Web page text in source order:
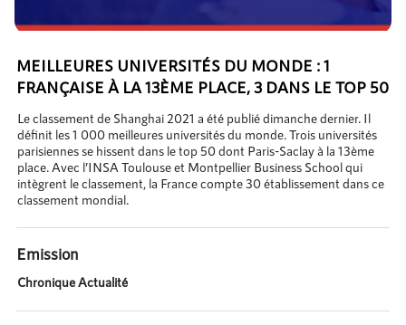
MEILLEURES UNIVERSITÉS DU MONDE : 1
FRANÇAISE À LA 13ÈME PLACE, 3 DANS LE TOP 50
Le classement de Shanghai 2021 a été publié dimanche dernier. Il
définit les 1 000 meilleures universités du monde. Trois universités
parisiennes se hissent dans le top 50 dont Paris-Saclay à la 13ème
place. Avec l’INSA Toulouse et Montpellier Business School qui
intègrent le classement, la France compte 30 établissement dans ce
classement mondial.
Emission
Chronique Actualité